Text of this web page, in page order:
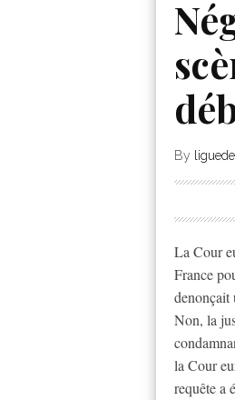
By
La Cour
France
denonçait
Non, la
la Cour
requête a